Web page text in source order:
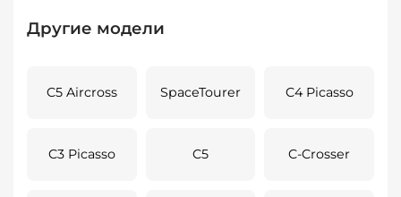
Другие модели
C5 Aircross SpaceTourer C4 Picasso
C3 Picasso C5 C-Crosser